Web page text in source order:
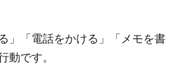
」「電話をかける」「メモを書
動です。